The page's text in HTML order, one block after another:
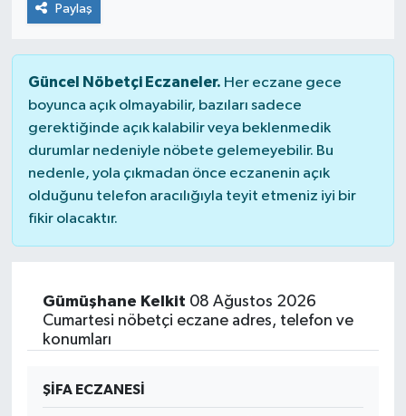
Paylaş
Güncel Nöbetçi Eczaneler. Her eczane gece
boyunca açık olmayabilir, bazıları sadece
gerektiğinde açık kalabilir veya beklenmedik
durumlar nedeniyle nöbete gelemeyebilir. Bu
nedenle, yola çıkmadan önce eczanenin açık
olduğunu telefon aracılığıyla teyit etmeniz iyi bir
fikir olacaktır.
Gümüşhane Kelkit 08 Ağustos 2026
Cumartesi nöbetçi eczane adres, telefon ve
konumları
ŞİFA ECZANESİ
SÖYLEŞİ
YAŞAM